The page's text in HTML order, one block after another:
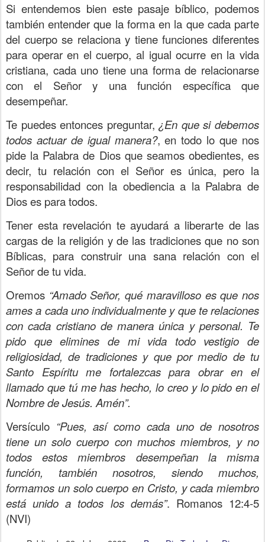
Si entendemos bien este pasaje bíblico, podemos
también entender que la forma en la que cada parte
del cuerpo se relaciona y tiene funciones diferentes
para operar en el cuerpo, al igual ocurre en la vida
cristiana, cada uno tiene una forma de relacionarse
con el Señor y una función específica que
desempeñar.
Te puedes entonces preguntar,¿En que si debemos
todos actuar de igual manera?, en todo lo que nos
pide la Palabra de Dios que seamos obedientes, es
decir, tu relación con el Señor es única, pero la
responsabilidad con la obediencia a la Palabra de
Dios es para todos.
Tener esta revelación te ayudará a liberarte de las
cargas de la religión y de las tradiciones que no son
Bíblicas, para construir una sana relación con el
Señor de tu vida.
Oremos “Amado Señor, qué maravilloso es que nos
ames a cada uno individualmente y que te relaciones
con cada cristiano de manera única y personal. Te
pido que elimines de mi vida todo vestigio de
religiosidad, de tradiciones y que por medio de tu
Santo Espíritu me fortalezcas para obrar en el
llamado que tú me has hecho, lo creo y lo pido en el
Nombre de Jesús. Amén”.
Versículo “Pues, así como cada uno de nosotros
tiene un solo cuerpo con muchos miembros, y no
todos estos miembros desempeñan la misma
función, también nosotros, siendo muchos,
formamos un solo cuerpo en Cristo, y cada miembro
está unido a todos los demás”. Romanos 12:4-5
(NVI)